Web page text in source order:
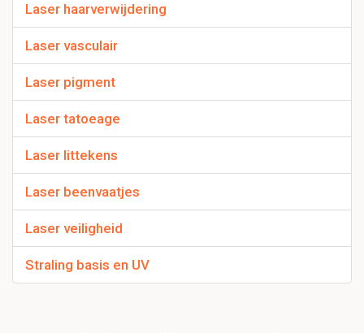
Laser haarverwijdering
Laser vasculair
Laser pigment
Laser tatoeage
Laser littekens
Laser beenvaatjes
Laser veiligheid
Straling basis en UV